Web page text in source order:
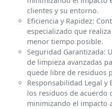
clientes y su entorno.
Eficiencia y Rapidez:
especializado que
menor tiempo posible.
Seguridad Garantizada:
de limpieza avanzadas
quede libre de residuos
Responsabilidad Legal y
los residuos de acuerdo
minimizando el impacto